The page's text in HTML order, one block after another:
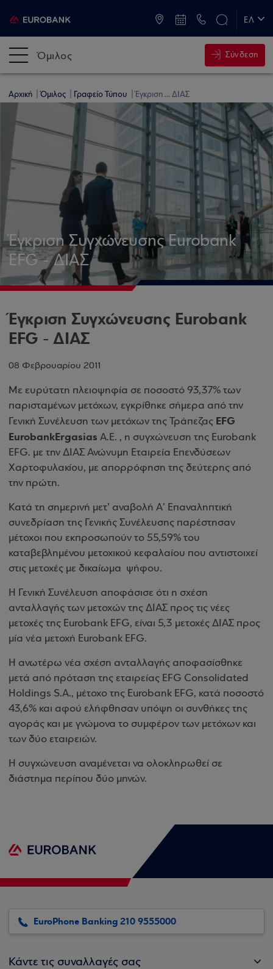
ΕΛ
Όμιλος Σύνδεση
Αρχική Όμιλος Γραφείο Τύπου Έγκριση ... ΔΙΑΣ
Έγκριση Συγχώνευσης Eurobank
EFG - ΔΙΑΣ
Έγκριση Συγχώνευσης Eurobank
EFG - ΔΙΑΣ
08 Φεβρουαρίου 2011
Με ευρύτατη πλειοψηφία σε ποσοστό 93,37% των
παρισταμένων μετόχων, εγκρίθηκε σήμερα από την
Γενική Συνέλευση των μετόχων της Τράπεζας EFG
EurobankErgasias Α.Ε. , η συγχώνευση της Eurobank
EFG. με την ΔΙΑΣ Ανώνυμη Εταιρεία Επενδύσεων
Χαρτοφυλακίου, με απορρόφηση της δεύτερης από
την πρώτη.
Κατά τη σημερινή μετ’ αναβολή Α’ Επαναληπτική
συνεδρίαση της Γενικής Συνέλευσης παρέστησαν
μέτοχοι που εκπροσωπούν το 55,59% του
καταβεβλημένου μετοχικού κεφαλαίου που αντιστοιχεί
στις μετοχές με δικαίωμα ψήφου.
Η Γενική Συνέλευση αποφάσισε ότι η σχέση
ανταλλαγής των μετοχών της ΔΙΑΣ προς τις νέες
μετοχές της Eurobank EFG, είναι 5,3 μετοχές ΔΙΑΣ προς
μία νέα μετοχή Eurobank EFG.
Η ανωτέρω νέα σχέση ανταλλαγής αποφασίσθηκε
μετά από πρόταση της εταιρείας EFG Consolidated
Holdings S.A., μέτοχο της Eurobank EFG, κατά ποσοστό
43,6% και αφού ελήφθησαν υπόψη οι συνθήκες της
αγοράς και με γνώμονα το συμφέρον των μετόχων και
των δύο εταιρειών.
Η συγχώνευση αναμένεται να ολοκληρωθεί σε
διάστημα περίπου δύο μηνών.
EuroPhone Banking 210 9555000
Κάντε τις συναλλαγές σας